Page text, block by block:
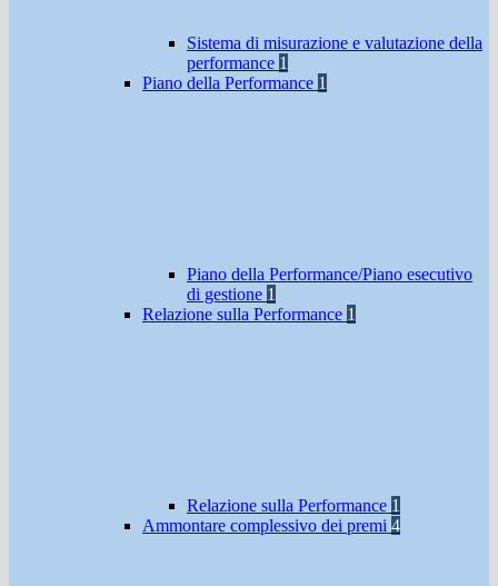
Sistema di misurazione e valutazione della
performance 1
Piano della Performance 1
Piano della Performance/Piano esecutivo
di gestione 1
Relazione sulla Performance 1
Relazione sulla Performance 1
Ammontare complessivo dei premi 4